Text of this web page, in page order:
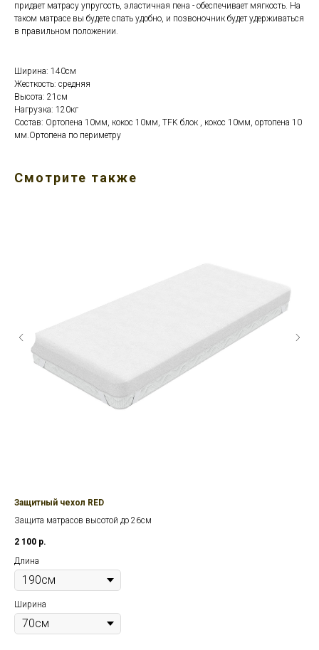
придает матрасу упругость, эластичная пена - обеспечивает мягкость. На
таком матрасе вы будете спать удобно, и позвоночник будет удерживаться
в правильном положении.
Ширина: 140см
Жесткость: средняя
Высота: 21см
Нагрузка: 120кг
Состав: Ортопена 10мм, кокос 10мм, TFK блок , кокос 10мм, ортопена 10
мм.Ортопена по периметру
Смотрите также
Защитный чехол RED
Защита матрасов высотой до 26см
2 100 р.
Длина
Ширина